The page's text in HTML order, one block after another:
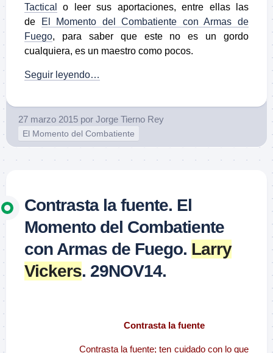
Tactical
o leer sus aportaciones, entre ellas las
de
El Momento del Combatiente con Armas de
Fuego, para saber que este no es un gordo
cualquiera, es un maestro como pocos.
Seguir leyendo…
27 marzo 2015 por Jorge Tierno Rey
El Momento del Combatiente
Contrasta la fuente. El
Momento del Combatiente
con Armas de Fuego. Larry
Vickers. 29NOV14.
Contrasta la fuente
Contrasta la fuente; ten cuidado con lo que